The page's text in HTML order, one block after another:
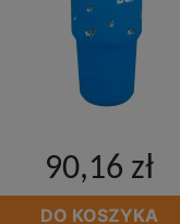
90,16 zł
DO KOSZYKA